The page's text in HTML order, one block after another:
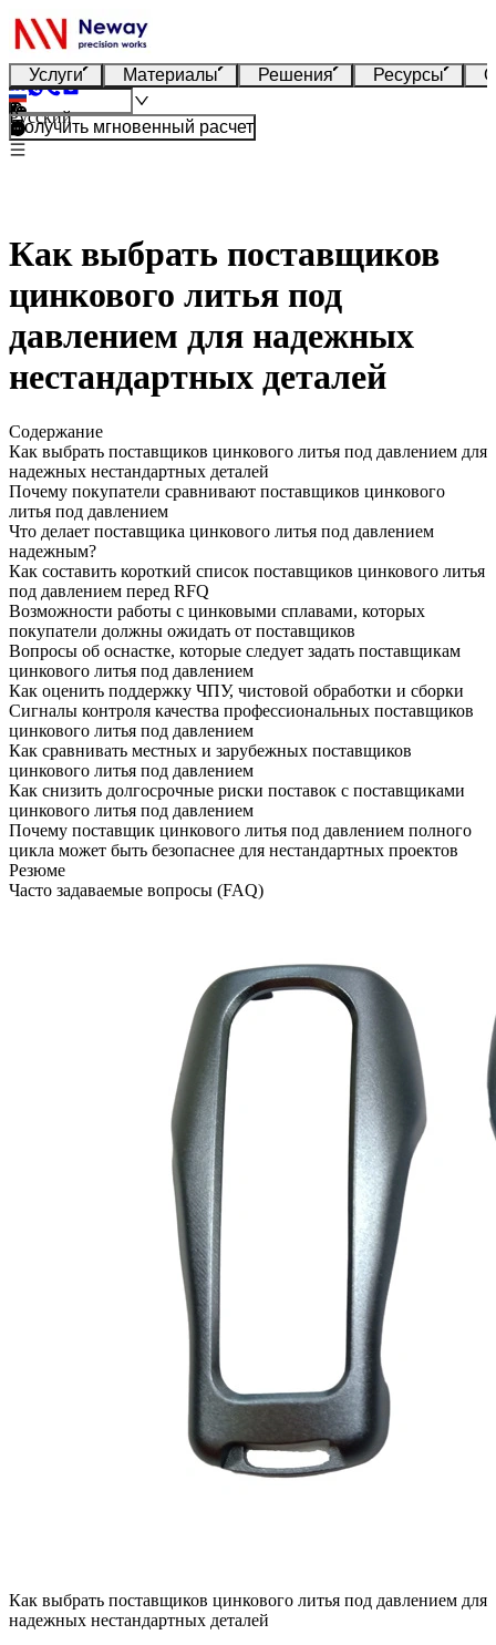
Услуги Материалы Решения Ресурсы
Русский
Получить мгновенный расчет
Как выбрать поставщиков
цинкового литья под
давлением для надежных
нестандартных деталей
Содержание
Как выбрать поставщиков цинкового литья под давлением для
надежных нестандартных деталей
Почему покупатели сравнивают поставщиков цинкового
литья под давлением
Что делает поставщика цинкового литья под давлением
надежным?
Как составить короткий список поставщиков цинкового литья
под давлением перед RFQ
Возможности работы с цинковыми сплавами, которых
покупатели должны ожидать от поставщиков
Вопросы об оснастке, которые следует задать поставщикам
цинкового литья под давлением
Как оценить поддержку ЧПУ, чистовой обработки и сборки
Сигналы контроля качества профессиональных поставщиков
цинкового литья под давлением
Как сравнивать местных и зарубежных поставщиков
цинкового литья под давлением
Как снизить долгосрочные риски поставок с поставщиками
цинкового литья под давлением
Почему поставщик цинкового литья под давлением полного
цикла может быть безопаснее для нестандартных проектов
Резюме
Часто задаваемые вопросы (FAQ)
Как выбрать поставщиков цинкового литья под давлением для
надежных нестандартных деталей